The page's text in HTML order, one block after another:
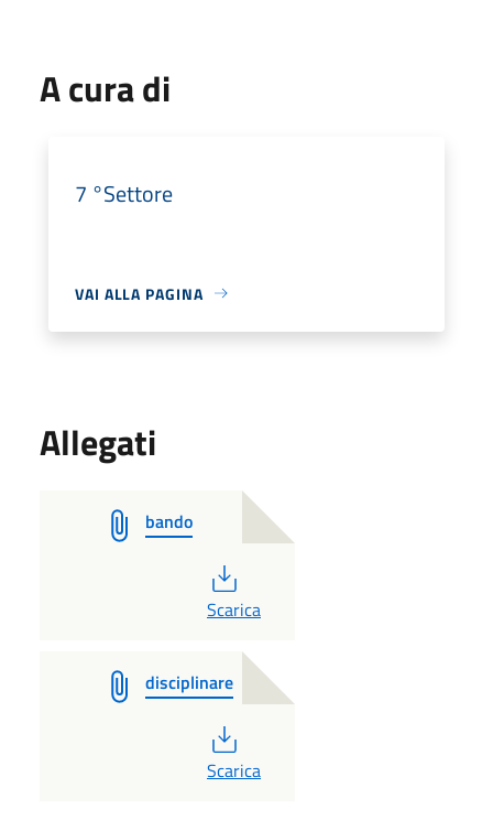
A cura di
7 °Settore
VAI ALLA PAGINA
Allegati
bando
PDF
Scarica
disciplinare
PDF
Scarica